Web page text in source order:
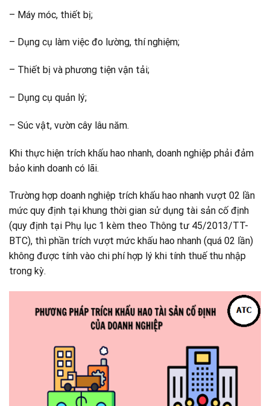
– Máy móc, thiết bị;
– Dụng cụ làm việc đo lường, thí nghiệm;
– Thiết bị và phương tiện vận tải;
– Dụng cụ quản lý;
– Súc vật, vườn cây lâu năm.
Khi thực hiện trích khấu hao nhanh, doanh nghiệp phải đảm
bảo kinh doanh có lãi.
Trường hợp doanh nghiệp trích khấu hao nhanh vượt 02 lần
mức quy định tại khung thời gian sử dụng tài sản cố định
(quy định tại Phụ lục 1 kèm theo Thông tư 45/2013/TT-
BTC), thì phần trích vượt mức khấu hao nhanh (quá 02 lần)
không được tính vào chi phí hợp lý khi tính thuế thu nhập
trong kỳ.